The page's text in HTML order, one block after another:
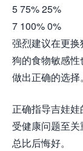
5 75% 25%
7 100% 0%
强烈建议在更
狗的食物敏感
做出正确的选择。
正确指导吉娃
受健康问题至
总比后悔好。